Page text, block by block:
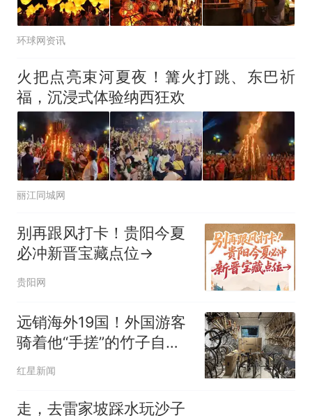
环球网资讯
火把点亮束河夏夜！篝火打跳、东巴祈
福，沉浸式体验纳西狂欢
丽江同城网
别再跟风打卡！贵阳今夏
必冲新晋宝藏点位→
贵阳网
远销海外19国！外国游客
骑着他“手搓”的竹子自行
车逛蓉城
红星新闻
走，去雷家坡踩水玩沙子